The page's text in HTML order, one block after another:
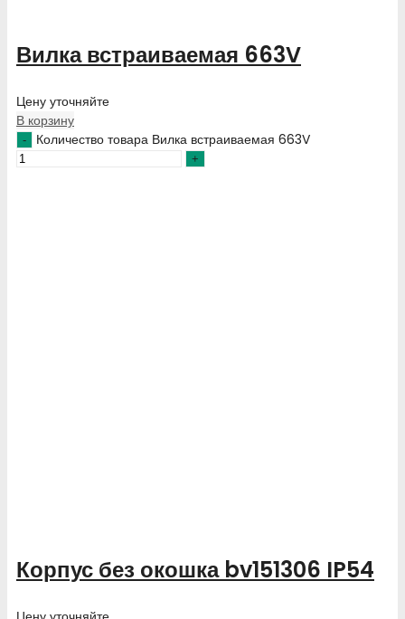
Вилка встраиваемая 663V
Цену уточняйте
В корзину
Количество товара Вилка встраиваемая 663V
Корпус без окошка bv151306 IP54